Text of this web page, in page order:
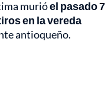
murióel pasado 7
en la vereda
antioqueño.